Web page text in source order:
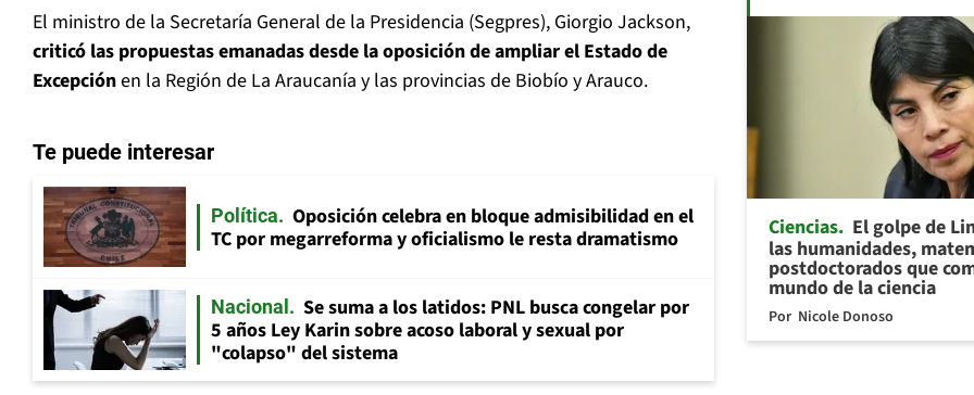
El ministro de la Secretaría General de la Presidencia (Segpres), Giorgio Jackson,
criticó las propuestas emanadas desde la oposición de ampliar el Estado de
Excepciónen la Región de La Araucanía y las provincias de Biobío y Arauco.
Te puede interesar
Política
Oposición celebra en bloque admisibilidad en el
TC por megarreforma y oficialismo le resta dramatismo
Nacional
Se suma a los latidos: PNL busca congelar por
5 años Ley Karin sobre acoso laboral y sexual por
"colapso" del sistema
Ciencias El golpe de
las humanidades,
postdoctorados que
mundo de la ciencia
Por Nicole Donoso